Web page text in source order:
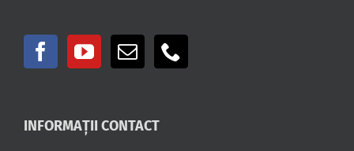
INFORMAȚII CONTACT